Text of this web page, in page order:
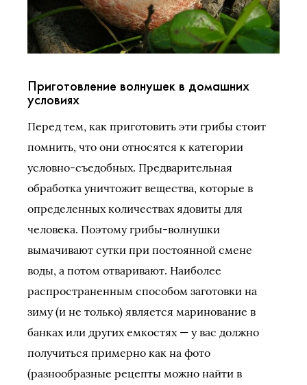
Приготовление волнушек в домашних
условиях
Перед тем, как приготовить эти грибы стоит
помнить, что они относятся к категории
условно-съедобных. Предварительная
обработка уничтожит вещества, которые в
определенных количествах ядовиты для
человека. Поэтому грибы-волнушки
вымачивают сутки при постоянной смене
воды, а потом отваривают. Наиболее
распространенным способом заготовки на
зиму (и не только) является маринование в
банках или других емкостях — у вас должно
получиться примерно как на фото
(разнообразные рецепты можно найти в